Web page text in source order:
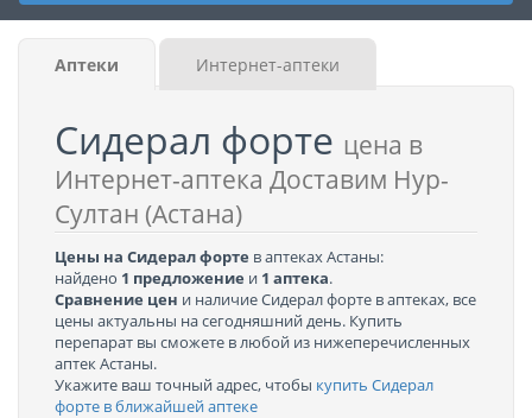
Аптеки Интернет-аптеки
Сидерал форте цена в
Интернет-аптека Доставим Нур-
Султан (Астана)
Цены на Сидерал форте в аптеках Астаны:
найдено 1 предложение и 1 аптека.
Сравнение цен и наличие Сидерал форте в аптеках, все
цены актуальны на сегодняшний день. Купить
перепарат вы сможете в любой из нижеперечисленных
аптек Астаны.
Укажите ваш точный адрес, чтобы купить Сидерал
форте в ближайшей аптеке